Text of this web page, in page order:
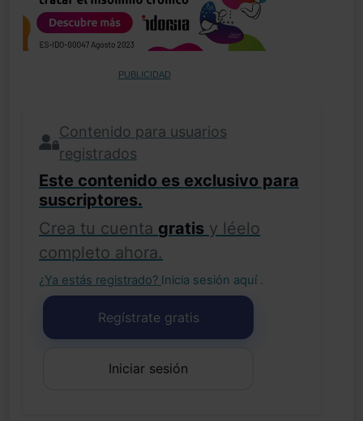
PUBLICIDAD
Contenido para usuarios
registrados
Este contenido es exclusivo para
suscriptores.
Crea tu cuenta gratis y léelo
completo ahora.
¿Ya estás registrado? Inicia sesión aquí .
Regístrate gratis
Iniciar sesión